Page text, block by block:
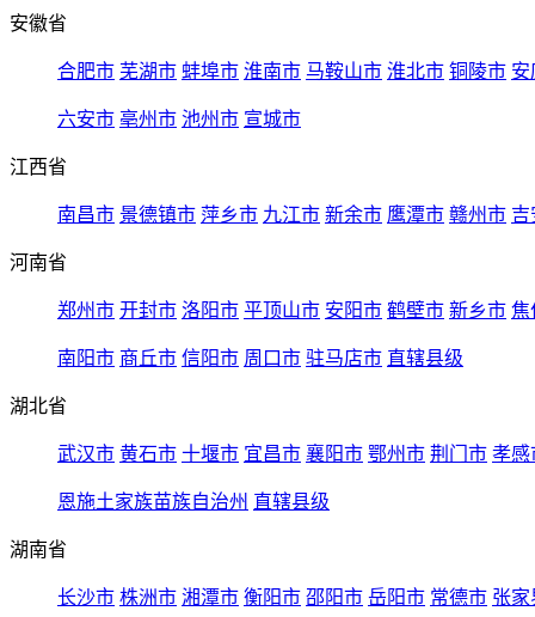
安徽省
合肥市 芜湖市 蚌埠市 淮南市 马鞍山市 淮北市 铜陵市 安
六安市 亳州市 池州市 宣城市
江西省
南昌市 景德镇市 萍乡市 九江市 新余市 鹰潭市 赣州市 吉
河南省
郑州市 开封市 洛阳市 平顶山市 安阳市 鹤壁市 新乡市 焦
南阳市 商丘市 信阳市 周口市 驻马店市 直辖县级
湖北省
武汉市 黄石市 十堰市 宜昌市 襄阳市 鄂州市 荆门市 孝感
恩施土家族苗族自治州 直辖县级
湖南省
长沙市 株洲市 湘潭市 衡阳市 邵阳市 岳阳市 常德市 张家